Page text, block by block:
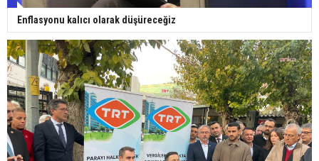
Enflasyonu kalıcı olarak düşüreceğiz